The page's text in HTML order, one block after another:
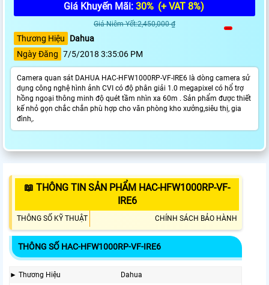
Giá Khuyến Mãi: 30% (+ VAT 8%)
Giá Niêm Yết:2,450,000 ₫
Thương Hiệu
Dahua
Ngày Đăng 7/5/2018 3:35:06 PM
Camera quan sát DAHUA HAC-HFW1000RP-VF-IRE6 là dòng camera sử
dụng công nghệ hình ảnh CVI có độ phân giải 1.0 megapixel có hổ trợ
hồng ngoại thông minh độ quét tầm nhìn xa 60m . Sản phẩm được thiết
kế nhỏ gọn chắc chắn phù hợp cho văn phòng kho xưởng,siêu thị, gia
đình,.
📖 THÔNG TIN SẢN PHẨM HAC-HFW1000RP-VF-
IRE6
THÔNG SỐ KỸ THUẬT CHÍNH SÁCH BẢO HÀNH
THÔNG SỐ HAC-HFW1000RP-VF-IRE6
► Thương Hiệu
Dahua